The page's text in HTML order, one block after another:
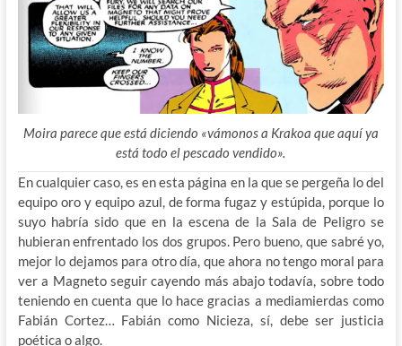
Moira parece que está diciendo «vámonos a Krakoa que aquí ya
está todo el pescado vendido».
En cualquier caso, es en esta página en la que se pergeña lo del
equipo oro y equipo azul, de forma fugaz y estúpida, porque lo
suyo habría sido que en la escena de la Sala de Peligro se
hubieran enfrentado los dos grupos. Pero bueno, que sabré yo,
mejor lo dejamos para otro día, que ahora no tengo moral para
ver a Magneto seguir cayendo más abajo todavía, sobre todo
teniendo en cuenta que lo hace gracias a mediamierdas como
Fabián Cortez… Fabián como Nicieza, sí, debe ser justicia
poética o algo.